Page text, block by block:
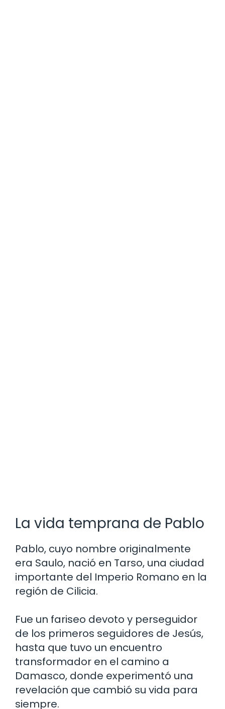
La vida temprana de Pablo
Pablo, cuyo nombre originalmente
era Saulo, nació en Tarso, una ciudad
importante del Imperio Romano en la
región de Cilicia.
Fue un fariseo devoto y perseguidor
de los primeros seguidores de Jesús,
hasta que tuvo un encuentro
transformador en el camino a
Damasco, donde experimentó una
revelación que cambió su vida para
siempre.